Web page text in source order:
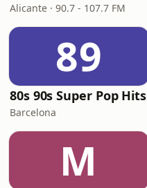
Alicante · 90.7 - 107.7 FM
89
80s 90s Super Pop Hits
Barcelona
M